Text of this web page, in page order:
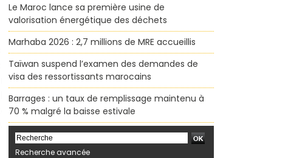
Le Maroc lance sa première usine de
valorisation énergétique des déchets
Marhaba 2026 : 2,7 millions de MRE accueillis
Taïwan suspend l’examen des demandes de
visa des ressortissants marocains
Barrages : un taux de remplissage maintenu à
70 % malgré la baisse estivale
Recherche avancée